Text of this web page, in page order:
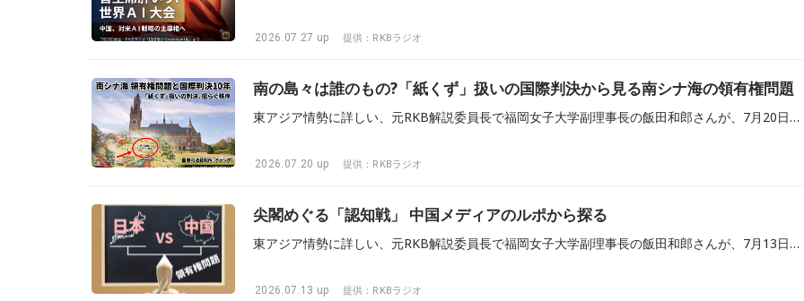
2026.07.27 up 提供：RKBラジオ
南の島々は誰のもの?「紙くず」扱いの国際判決から見る南シナ海の領有権問題
東アジア情勢に詳しい、元RKB解説委員長で福岡女子大学副理事長の飯田和郎さんが、7月20日放送のRKBラジオ『田畑竜介 Grooooow Up』に出演し、サッカー・ワールドカップの出来事から国際社会における領有権問題、そして南シナ海を巡る中国の姿勢について解説しました。
2026.07.20 up 提供：RKBラジオ
尖閣めぐる「認知戦」 中国メディアのルポから探る
東アジア情勢に詳しい、元RKB解説委員長で福岡女子大学副理事長の飯田和郎さんが、7月13日放送のRKBラジオ『田畑竜介 Grooooow Up』に出演。中国メディアによる尖閣諸島周辺の同行ルポを取り上げ、中国が仕掛ける「認知戦」の意図と日本の対応について解説しました。
2026.07.13 up 提供：RKBラジオ